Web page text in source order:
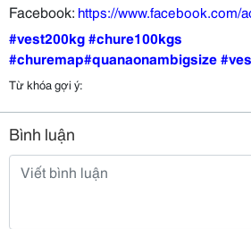
Facebook: https://www.facebook.com/
#vest200kg#chure100kgs
#churemap#quanaonambigsize
Từ khóa gợi ý:
Bình luận